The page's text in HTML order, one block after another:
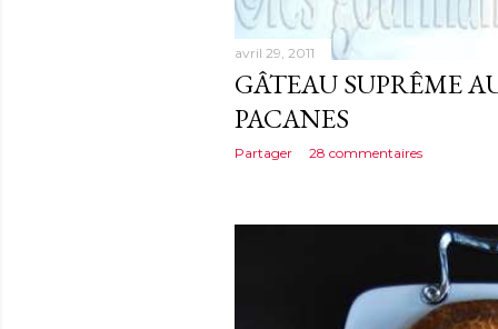
avril 29, 2011
GÂTEAU SUPRÊME
PACANES
Partager 28 commentaires